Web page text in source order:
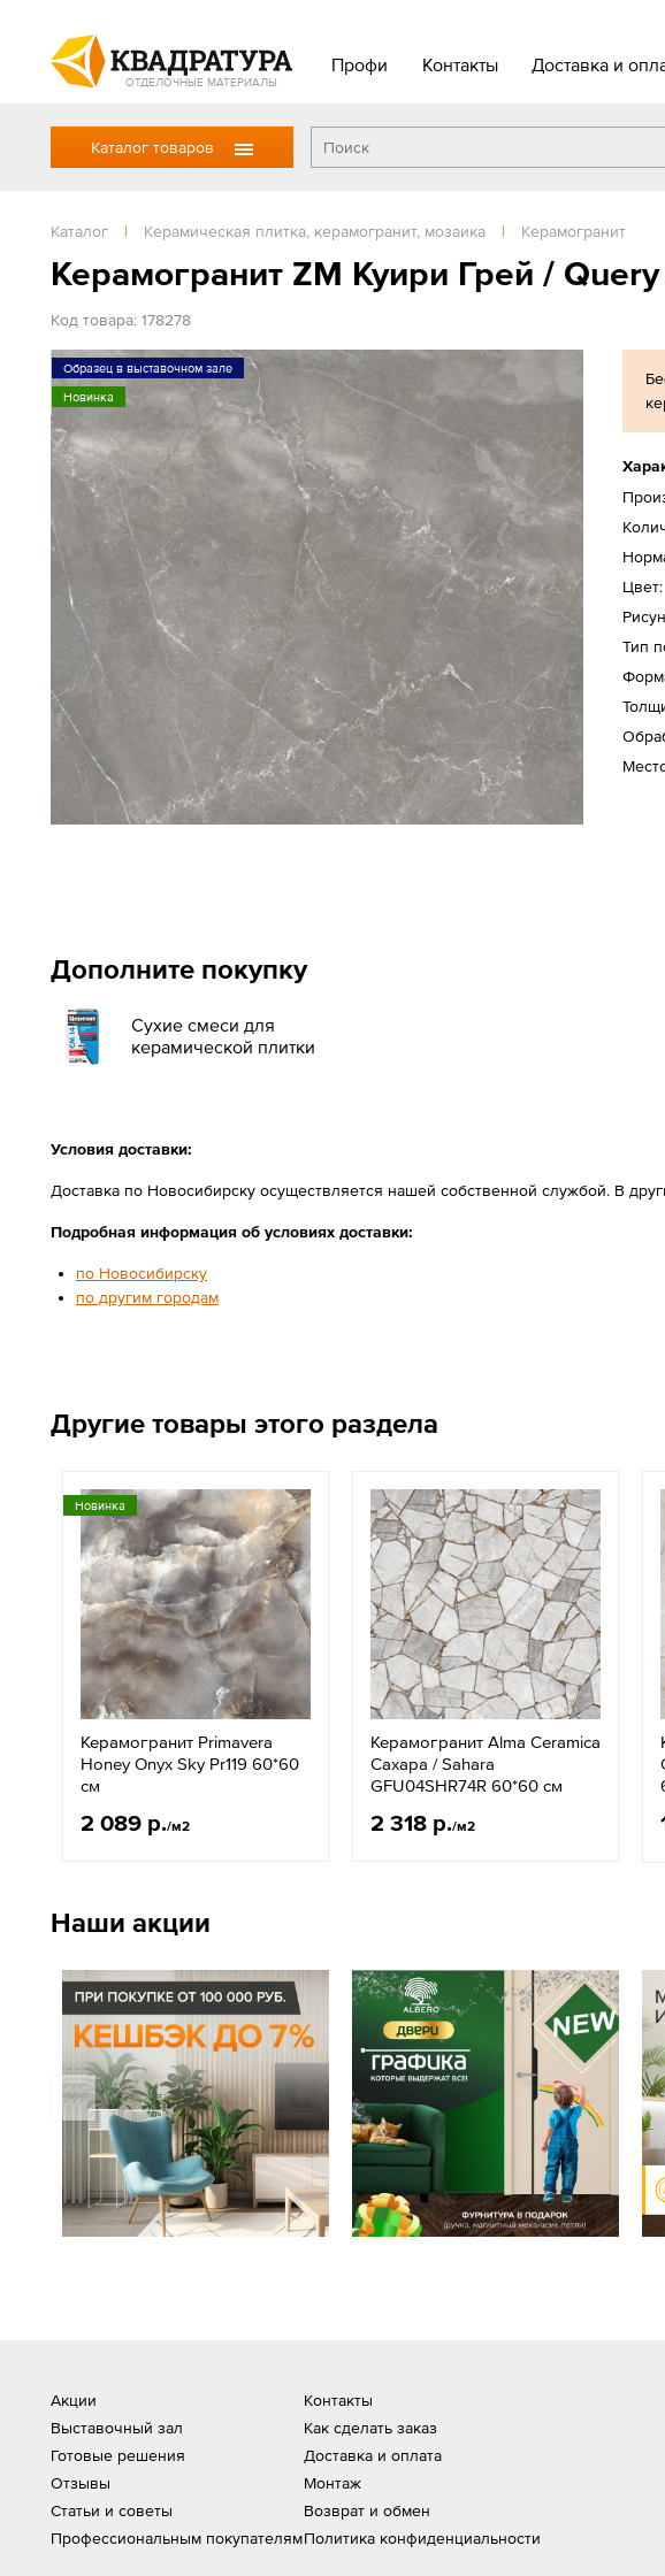
ОТДЕЛОЧНЫЕ МАТЕРИАЛЫ
Профи Контакты Доставка и
Каталог товаров
Каталог | Керамическая плитка, керамогранит, мозаика | Керамогранит
Керамогранит ZM Куири Грей /
Код товара: 178278
Образец в выставочном зале
Новинка
Цвет:
Тип
Дополните покупку
Сухие смеси для
керамической плитки
Условия доставки:
Доставка по Новосибирску осуществляется нашей собственной службой. В
Подробная информация об условиях доставки:
по Новосибирску
по другим городам
Другие товары этого раздела
Новинка
Керамогранит Primavera
Honey Onyx Sky Pr119 60*60
см
2 089 р./м2
Керамогранит Alma Ceramica
Сахара / Sahara
GFU04SHR74R 60*60 см
2 318 р./м2
Наши акции
Акции
Выставочный зал
Готовые решения
Отзывы
Статьи и советы
Профессиональным покупателям
Контакты
Как сделать заказ
Доставка и оплата
Монтаж
Возврат и обмен
Политика конфиденциальности